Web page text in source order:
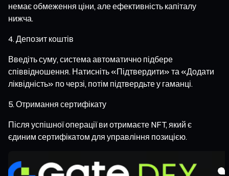
немає обмеження ціни, але ефективність капіталу
нижча.
Депозит коштів
Введіть суму, система автоматично підбере
співвідношення. Натисніть «Підтвердити» та «Додати
ліквідність» по черзі, потім підтвердьте у гаманці.
Отримання сертифікату
Після успішної операції ви отримаєте NFT, який є
єдиним сертифікатом для управління позицією.